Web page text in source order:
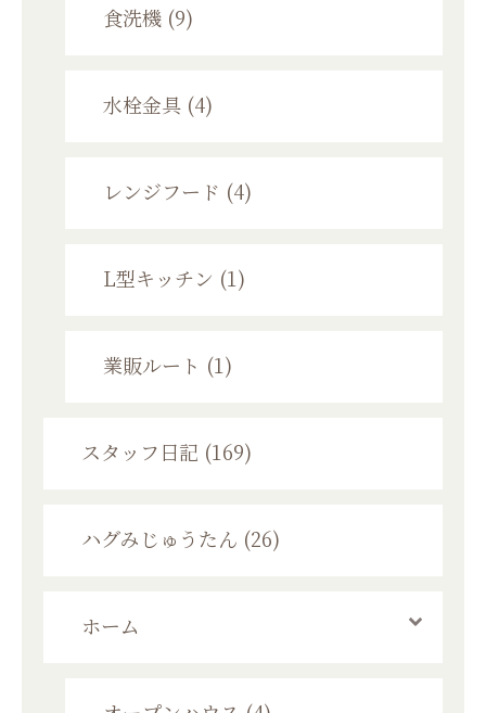
食洗機 (9)
水栓金具 (4)
レンジフード (4)
L型キッチン (1)
業販ルート (1)
スタッフ日記 (169)
ハグみじゅうたん (26)
ホーム